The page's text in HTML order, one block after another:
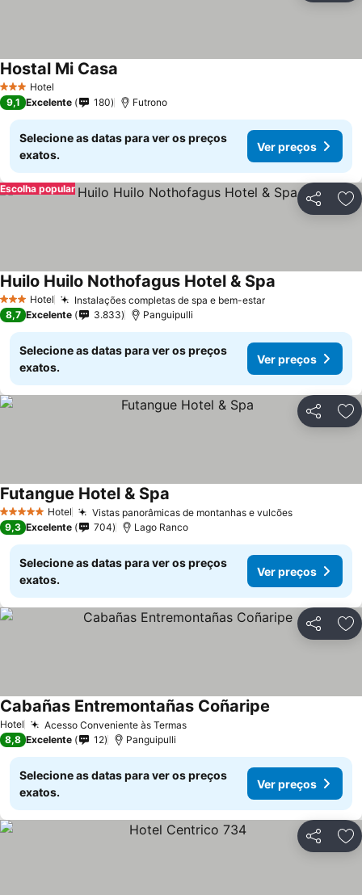
3 EstrelasHotel
Hostal Mi Casa
9,1 Excelente 180 Futrono
Selecione as datas para ver os preços
exatos.
Ver preços
Partilhar
Escolha popular
3 EstrelasHotel Instalações completas de spa e bem-estar
Huilo Huilo Nothofagus Hotel & Spa
8,7 Excelente 3.833 Panguipulli
Selecione as datas para ver os preços
exatos.
Ver preços
Partilhar
5 Estrelas Hotel Vistas panorâmicas de montanhas e vulcões
Futangue Hotel & Spa
9,3 Excelente 704 Lago Ranco
Selecione as datas para ver os preços
exatos.
Ver preços
Partilhar
Hotel Acesso Conveniente às Termas
Cabañas Entremontañas Coñaripe
8,8 Excelente 12 Panguipulli
Selecione as datas para ver os preços
exatos.
Ver preços
Partilhar